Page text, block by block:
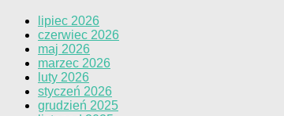
lipiec 2026
czerwiec 2026
maj 2026
marzec 2026
luty 2026
styczeń 2026
grudzień 2025